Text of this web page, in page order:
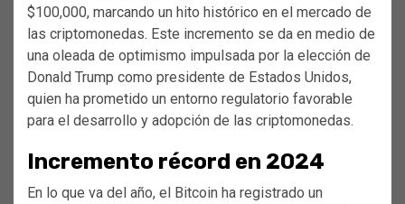
$100,000, marcando un hito histórico en el mercado de
las criptomonedas. Este incremento se da en medio de
una oleada de optimismo impulsada por la elección de
Donald Trump como presidente de Estados Unidos,
quien ha prometido un entorno regulatorio favorable
para el desarrollo y adopción de las criptomonedas.
Incremento récord en 2024
En lo que va del año, el Bitcoin ha registrado un